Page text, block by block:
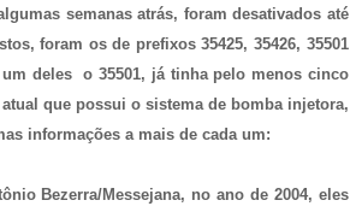
semanas atrás, foram desativados até
foram os de prefixos 35425, 35426, 35501
deles o 35501, já tinha pelo menos cinco
que possui o sistema de bomba injetora,
informações a mais de cada um:
Bezerra/Messejana, no ano de 2004, eles